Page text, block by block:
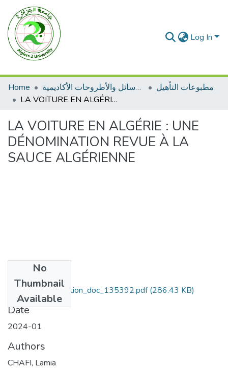
Log In
Home الرسائل والأطروحات الأكاديمية
مطبوعات التأهيل
LA VOITURE EN ALGÉRIE : UNE DÉNOMINATION REVUE À LA SAUCE ALGÉRIENNE
LA VOITURE EN ALGÉRIE : UNE
DÉNOMINATION REVUE À LA
SAUCE ALGÉRIENNE
No
Thumbnail
Available
acti_scien_production_doc_135392.pdf(286.43 KB)
Date
2024-01
Authors
CHAFI, Lamia